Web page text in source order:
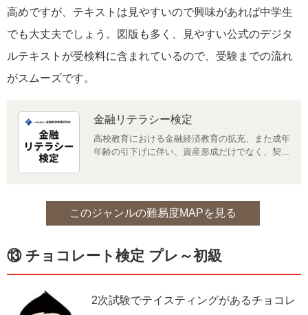
高めですが、テキストは見やすいので興味があれば中学生
でも大丈夫でしょう。図版も多く、見やすい公式のデジタ
ルテキストが受検料に含まれているので、受験までの流れ
がスムーズです。
金融リテラシー検定
高校教育における金融経済教育の拡充、また成年
年齢の引下げに伴い、資産形成だけでなく、契...
このジャンルの難易度MAPを見る
⑬ チョコレート検定 プレ～初級
2次試験でテイスティングがあるチョコレ